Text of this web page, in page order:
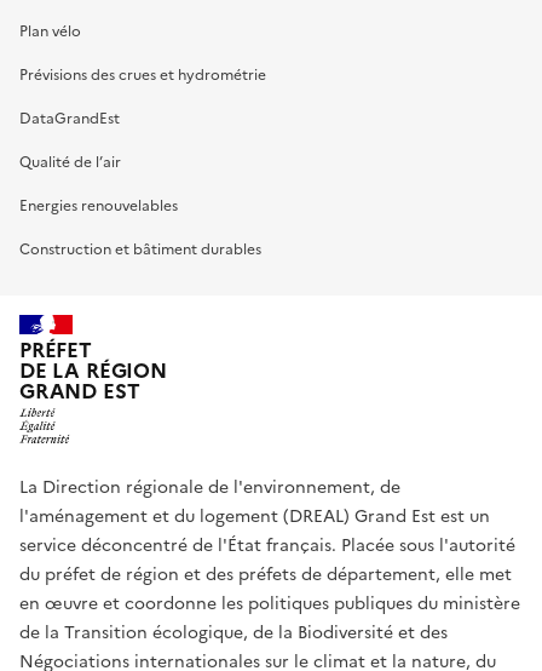
Plan vélo
Prévisions des crues et hydrométrie
DataGrandEst
Qualité de l’air
Energies renouvelables
Construction et bâtiment durables
PRÉFET
DE LA RÉGION
GRAND EST
La Direction régionale de l'environnement, de
l'aménagement et du logement (DREAL) Grand Est est un
service déconcentré de l'État français. Placée sous l'autorité
du préfet de région et des préfets de département, elle met
en œuvre et coordonne les politiques publiques du ministère
de la Transition écologique, de la Biodiversité et des
Négociations internationales sur le climat et la nature, du